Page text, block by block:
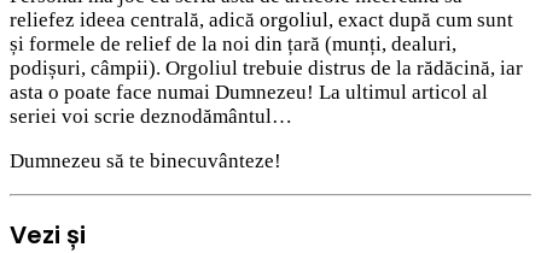
reliefez ideea centrală, adică orgoliul, exact după cum sunt
și formele de relief de la noi din țară (munți, dealuri,
podișuri, câmpii). Orgoliul trebuie distrus de la rădăcină, iar
asta o poate face numai Dumnezeu! La ultimul articol al
seriei voi scrie deznodământul…
Dumnezeu să te binecuvânteze!
Vezi și